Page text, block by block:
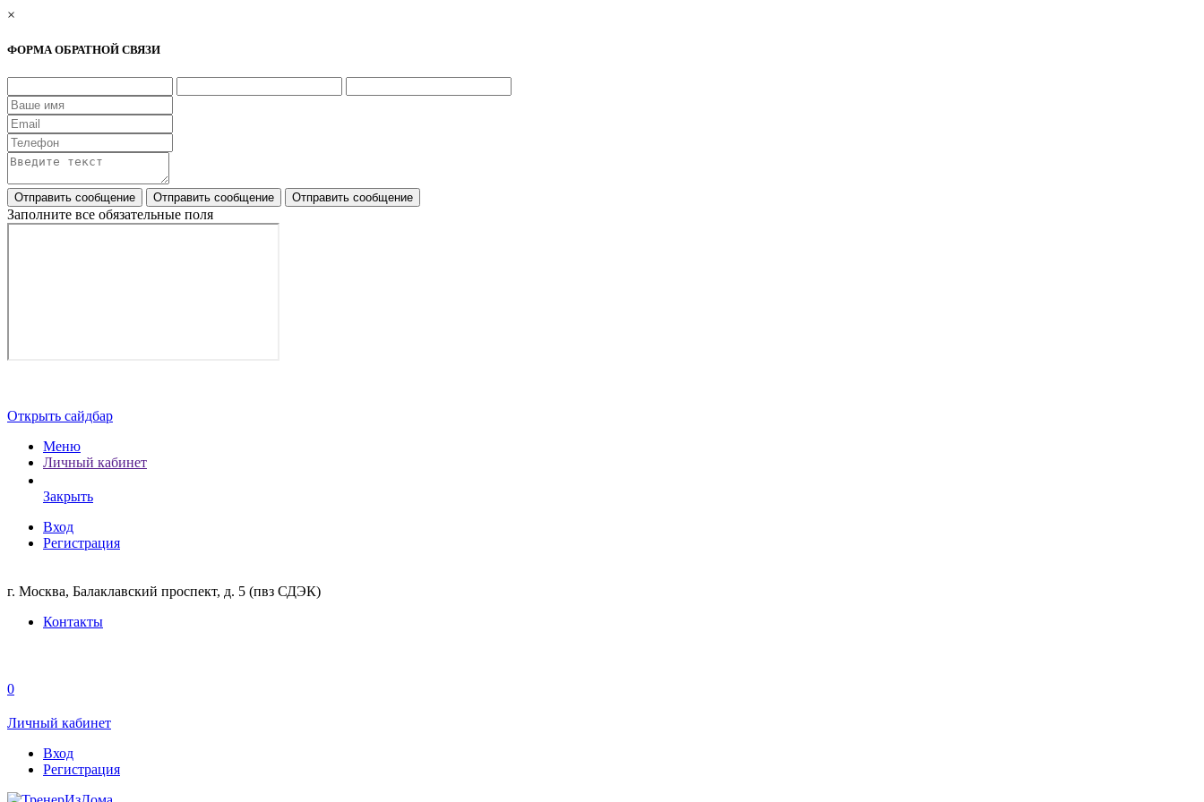
×
ФОРМА ОБРАТНОЙ СВЯЗИ
Заполните все обязательные поля
Открыть сайдбар
Меню
Личный кабинет
Закрыть
Вход
Регистрация
г. Москва, Балаклавский проспект, д. 5 (пвз СДЭК)
Контакты
0
Личный кабинет
Вход
Регистрация